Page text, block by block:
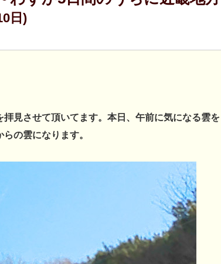
日)
見させて頂いてます。本日、午前に気になる雲を
の雲になります。